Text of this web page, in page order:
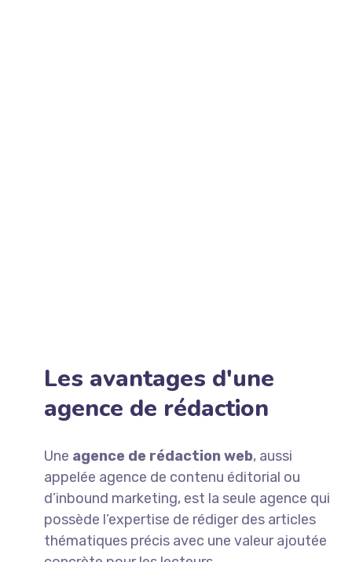
Les avantages d'une
agence de rédaction
Une agence de rédaction web, aussi
appelée agence de contenu éditorial ou
d’inbound marketing, est la seule agence qui
possède l’expertise de rédiger des articles
thématiques précis avec une valeur ajoutée